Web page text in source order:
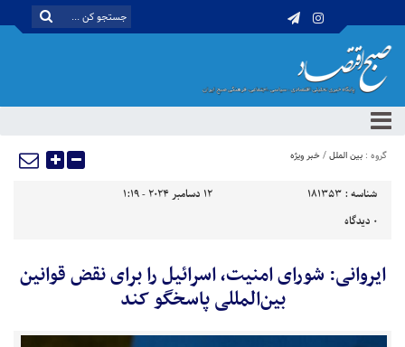
گروه : بین الملل/خبر ویژه
شناسه : 181353
12 دسامبر 2024 - 1:19
0 دیدگاه
ایروانی: شورای امنیت، اسرائیل را برای نقض قوانین
بین‌المللی پاسخگو کند